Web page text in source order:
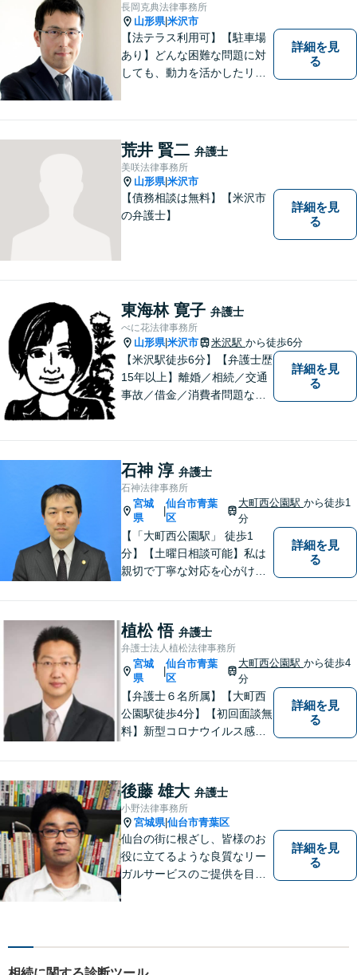
長岡克典法律事務所
山形県|米沢市
【法テラス利用可】【駐車場
あり】どんな困難な問題に対
しても、動力を活かしたリー
いた案件は1日でも早く解決す
るよう努力することで早期解
決を目指します。 お気軽にご
相談ください。
詳細を見
る
荒井 賢二 弁護士
美咲法律事務所
山形県|米沢市
【債務相談は無料】【米沢市
の弁護士】
詳細を見
る
東海林 寛子 弁護士
べに花法律事務所
山形県|米沢市 米沢駅 から徒歩6分
【米沢駅徒歩6分】【弁護士歴
15年以上】離婚／相続／交通
事故／借金／消費者問題な
詳細を見
る
石神 淳 弁護士
石神法律事務所
宮城
県
|
仙台市青葉
区
大町西公園駅から徒歩1
分
【「大町西公園駅」 徒歩1
分】【土曜日相談可能】私は
親切で丁寧な対応を心がけ、
法律に不安を抱える方々に支
援を提供しています。 依頼者
の要望を実現するため、迅速
かつ的確に対応いたします。
詳細を見
る
植松 悟 弁護士
弁護士法人植松法律事務所
宮城
県
|
仙台市青葉
区
大町西公園駅から徒歩4
分
【弁護士６名所属】【大町西
公園駅徒歩4分】【初回面談無
料】新型コロナウイルス感染
借金でお困りの方へ解決策を
ご提案いたします。その他分
野にも対応可能。相談者が十
分に理解できるよう丁寧に説
明することを心がけていま
す。
詳細を見
る
後藤 雄大 弁護士
小野法律事務所
宮城県|仙台市青葉区
仙台の街に根ざし、皆様のお
役に立てるような良質なリー
ガルサービスのご提供を目指
詳細を見
る